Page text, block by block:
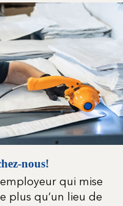
nous!
qui mise
plus qu’un lieu de